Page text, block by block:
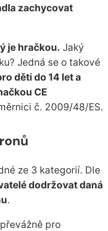
zachycovat
je hračkou. Jaký
Jedná se o takové
děti do 14 let a
CE
č. 2009/48/ES.
ze 3 kategorií. Dle
dodržovat daná
.
pro